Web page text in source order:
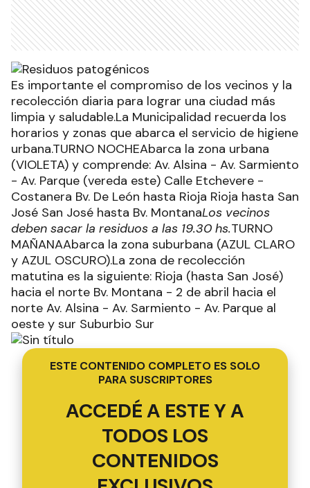
Es importante el compromiso de los vecinos y la
recolección diaria para lograr una ciudad más
limpia y saludable.La Municipalidad recuerda los
horarios y zonas que abarca el servicio de higiene
urbana.TURNO NOCHEAbarca la zona urbana
(VIOLETA) y comprende: Av. Alsina - Av. Sarmiento
- Av. Parque (vereda este) Calle Etchevere -
Costanera Bv. De León hasta Rioja Rioja hasta San
José San José hasta Bv. MontanaLos vecinos
deben sacar la residuos a las 19.30 hs.TURNO
MAÑANAAbarca la zona suburbana (AZUL CLARO
y AZUL OSCURO).La zona de recolección
matutina es la siguiente: Rioja (hasta San José)
hacia el norte Bv. Montana - 2 de abril hacia el
norte Av. Alsina - Av. Sarmiento - Av. Parque al
oeste y sur Suburbio Sur
ESTE CONTENIDO COMPLETO ES SOLO
PARA SUSCRIPTORES
ACCEDÉ A ESTE Y A
TODOS LOS
CONTENIDOS